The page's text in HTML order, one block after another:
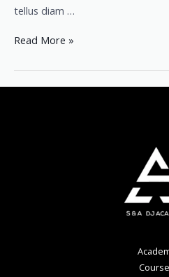
tellus diam …
Read More »